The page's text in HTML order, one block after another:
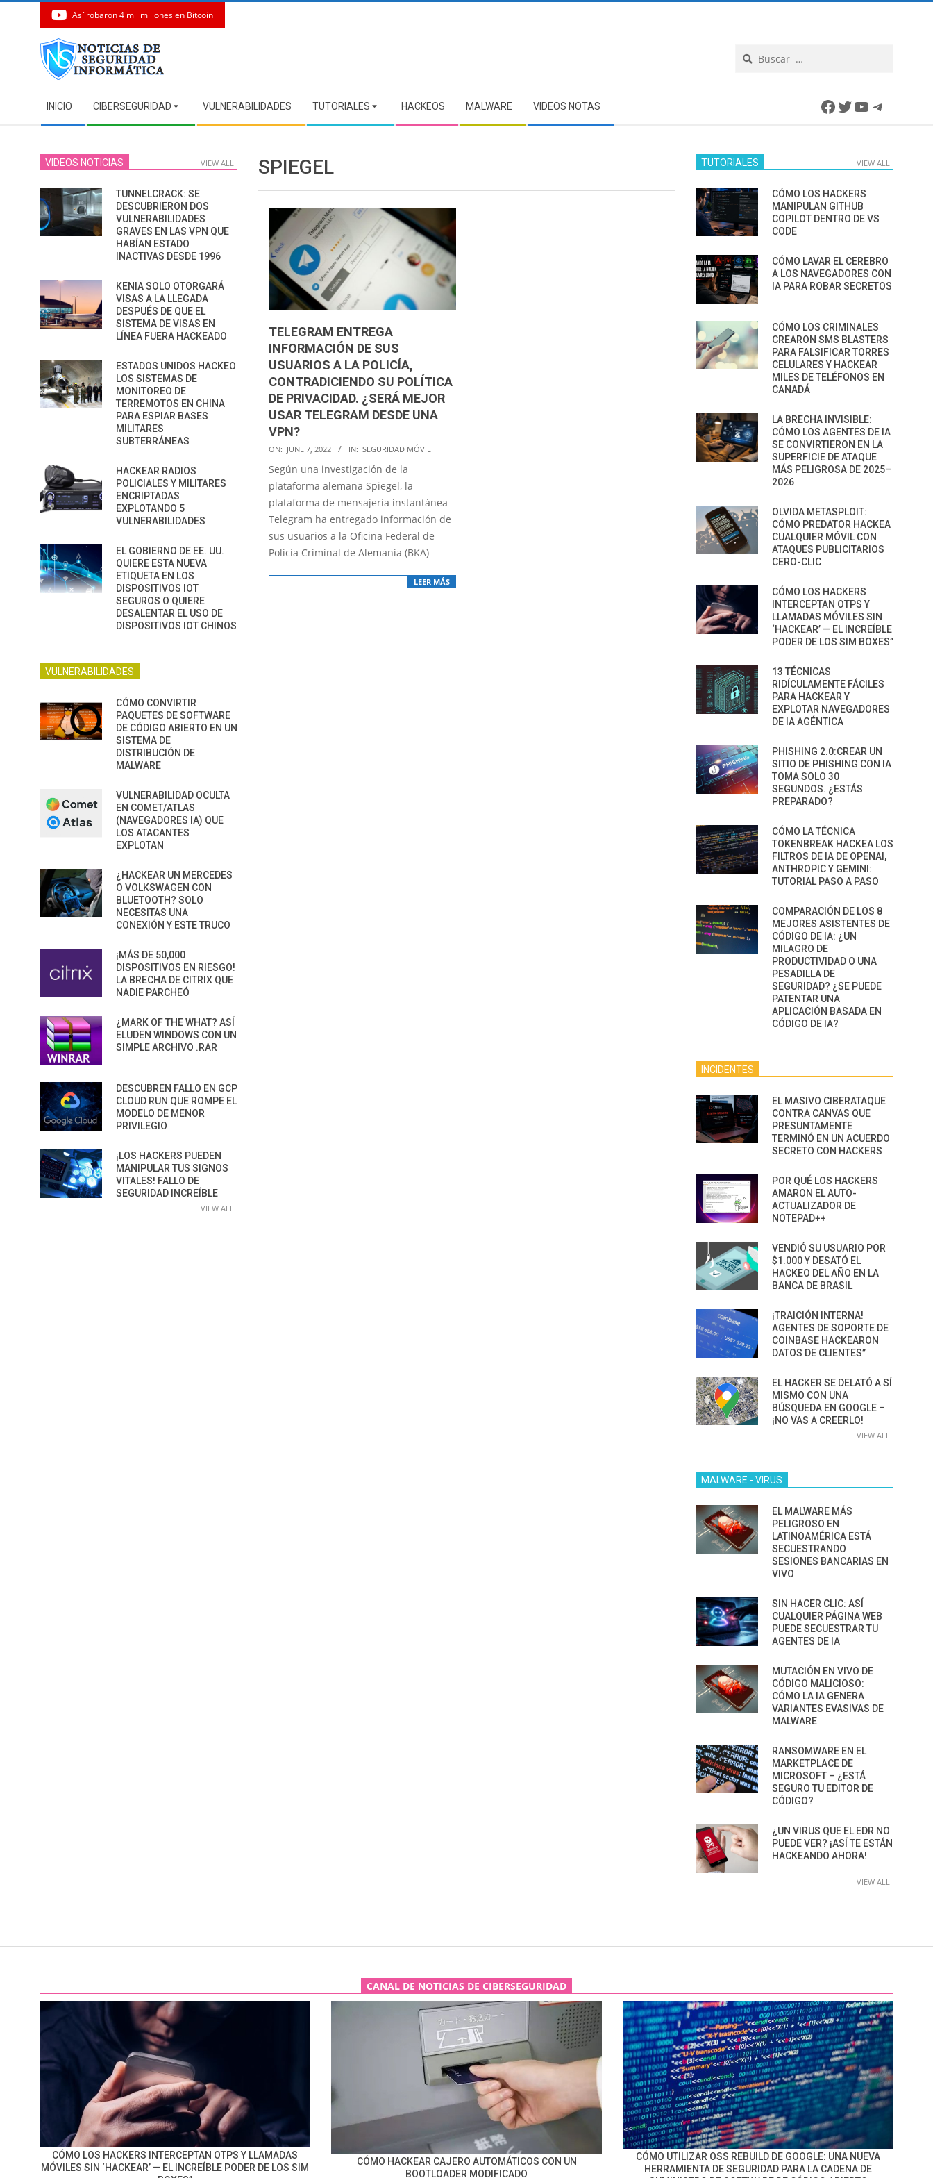
Así robaron 4 mil millones en Bitcoin
Navigation
Menu
INICIO CIBERSEGURIDAD VULNERABILIDADES TUTORIALES HACKEOS MALWARE VIDEOS NOTAS Facebook
Twitter
YouTube
SPIEGEL
TELEGRAM ENTREGA
INFORMACIÓN DE SUS
USUARIOS A LA POLICÍA,
CONTRADICIENDO SU POLÍTICA
DE PRIVACIDAD. ¿SERÁ MEJOR
USAR TELEGRAM DESDE UNA
VPN?
2022-
06-
07
ON: JUNE 7, 2022 IN: SEGURIDAD MÓVIL
Según una investigación de la
plataforma alemana Spiegel, la
plataforma de mensajería instantánea
Telegram ha entregado información de
sus usuarios a la Oficina Federal de
Policía Criminal de Alemania (BKA)
LEER MÁS
VIDEOS NOTICIAS VIEW ALL
TUNNELCRACK: SE
DESCUBRIERON DOS
VULNERABILIDADES
GRAVES EN LAS VPN QUE
HABÍAN ESTADO
INACTIVAS DESDE 1996
KENIA SOLO OTORGARÁ
VISAS A LA LLEGADA
DESPUÉS DE QUE EL
SISTEMA DE VISAS EN
LÍNEA FUERA HACKEADO
ESTADOS UNIDOS HACKEO
LOS SISTEMAS DE
MONITOREO DE
TERREMOTOS EN CHINA
PARA ESPIAR BASES
MILITARES
SUBTERRÁNEAS
HACKEAR RADIOS
POLICIALES Y MILITARES
ENCRIPTADAS
EXPLOTANDO 5
VULNERABILIDADES
EL GOBIERNO DE EE. UU.
QUIERE ESTA NUEVA
ETIQUETA EN LOS
DISPOSITIVOS IOT
SEGUROS O QUIERE
DESALENTAR EL USO DE
DISPOSITIVOS IOT CHINOS
VULNERABILIDADES
CÓMO CONVIRTIR
PAQUETES DE SOFTWARE
DE CÓDIGO ABIERTO EN UN
SISTEMA DE
DISTRIBUCIÓN DE
MALWARE
VULNERABILIDAD OCULTA
EN COMET/ATLAS
(NAVEGADORES IA) QUE
LOS ATACANTES
EXPLOTAN
¿HACKEAR UN MERCEDES
O VOLKSWAGEN CON
BLUETOOTH? SOLO
NECESITAS UNA
CONEXIÓN Y ESTE TRUCO
¡MÁS DE 50,000
DISPOSITIVOS EN RIESGO!
LA BRECHA DE CITRIX QUE
NADIE PARCHEÓ
¿MARK OF THE WHAT? ASÍ
ELUDEN WINDOWS CON UN
SIMPLE ARCHIVO .RAR
DESCUBREN FALLO EN GCP
CLOUD RUN QUE ROMPE EL
MODELO DE MENOR
PRIVILEGIO
¡LOS HACKERS PUEDEN
MANIPULAR TUS SIGNOS
VITALES! FALLO DE
SEGURIDAD INCREÍBLE
VIEW ALL
TUTORIALES VIEW ALL
CÓMO LOS HACKERS
MANIPULAN GITHUB
COPILOT DENTRO DE VS
CODE
CÓMO LAVAR EL CEREBRO
A LOS NAVEGADORES CON
IA PARA ROBAR SECRETOS
CÓMO LOS CRIMINALES
CREARON SMS BLASTERS
PARA FALSIFICAR TORRES
CELULARES Y HACKEAR
MILES DE TELÉFONOS EN
CANADÁ
LA BRECHA INVISIBLE:
CÓMO LOS AGENTES DE IA
SE CONVIRTIERON EN LA
SUPERFICIE DE ATAQUE
MÁS PELIGROSA DE 2025–
2026
OLVIDA METASPLOIT:
CÓMO PREDATOR HACKEA
CUALQUIER MÓVIL CON
ATAQUES PUBLICITARIOS
CERO-CLIC
CÓMO LOS HACKERS
INTERCEPTAN OTPS Y
LLAMADAS MÓVILES SIN
‘HACKEAR’ — EL INCREÍBLE
PODER DE LOS SIM BOXES”
13 TÉCNICAS
RIDÍCULAMENTE FÁCILES
PARA HACKEAR Y
EXPLOTAR NAVEGADORES
DE IA AGÉNTICA
PHISHING 2.0:CREAR UN
SITIO DE PHISHING CON IA
TOMA SOLO 30
SEGUNDOS. ¿ESTÁS
PREPARADO?
CÓMO LA TÉCNICA
TOKENBREAK HACKEA LOS
FILTROS DE IA DE OPENAI,
ANTHROPIC Y GEMINI:
TUTORIAL PASO A PASO
COMPARACIÓN DE LOS 8
MEJORES ASISTENTES DE
CÓDIGO DE IA: ¿UN
MILAGRO DE
PRODUCTIVIDAD O UNA
PESADILLA DE
SEGURIDAD? ¿SE PUEDE
PATENTAR UNA
APLICACIÓN BASADA EN
CÓDIGO DE IA?
INCIDENTES
EL MASIVO CIBERATAQUE
CONTRA CANVAS QUE
PRESUNTAMENTE
TERMINÓ EN UN ACUERDO
SECRETO CON HACKERS
POR QUÉ LOS HACKERS
AMARON EL AUTO-
ACTUALIZADOR DE
NOTEPAD++
VENDIÓ SU USUARIO POR
$1.000 Y DESATÓ EL
HACKEO DEL AÑO EN LA
BANCA DE BRASIL
¡TRAICIÓN INTERNA!
AGENTES DE SOPORTE DE
COINBASE HACKEARON
DATOS DE CLIENTES”
EL HACKER SE DELATÓ A SÍ
MISMO CON UNA
BÚSQUEDA EN GOOGLE –
¡NO VAS A CREERLO!
VIEW ALL
MALWARE - VIRUS
EL MALWARE MÁS
PELIGROSO EN
LATINOAMÉRICA ESTÁ
SECUESTRANDO
SESIONES BANCARIAS EN
VIVO
SIN HACER CLIC: ASÍ
CUALQUIER PÁGINA WEB
PUEDE SECUESTRAR TU
AGENTES DE IA
MUTACIÓN EN VIVO DE
CÓDIGO MALICIOSO:
CÓMO LA IA GENERA
VARIANTES EVASIVAS DE
MALWARE
RANSOMWARE EN EL
MARKETPLACE DE
MICROSOFT – ¿ESTÁ
SEGURO TU EDITOR DE
CÓDIGO?
¿UN VIRUS QUE EL EDR NO
PUEDE VER? ¡ASÍ TE ESTÁN
HACKEANDO AHORA!
VIEW ALL
CANAL DE NOTICIAS DE CIBERSEGURIDAD
CÓMO LOS HACKERS INTERCEPTAN OTPS Y LLAMADAS
MÓVILES SIN ‘HACKEAR’ — EL INCREÍBLE PODER DE LOS SIM
CÓMO HACKEAR CAJERO AUTOMÁTICOS CON UN
BOOTLOADER MODIFICADO
CÓMO UTILIZAR OSS REBUILD DE GOOGLE: UNA NUEVA
HERRAMIENTA DE SEGURIDAD PARA LA CADENA DE